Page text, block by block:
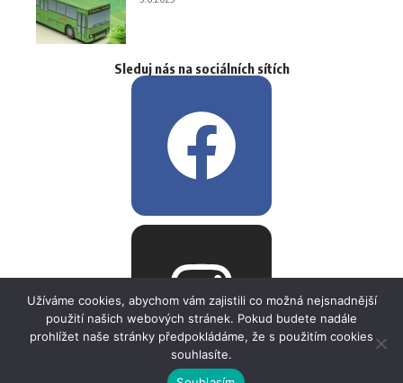
Sleduj nás na sociálních sítích
Užíváme cookies, abychom vám zajistili co možná nejsnadnější
použití našich webových stránek. Pokud budete nadále
prohlížet naše stránky předpokládáme, že s použitím cookies
souhlasíte.